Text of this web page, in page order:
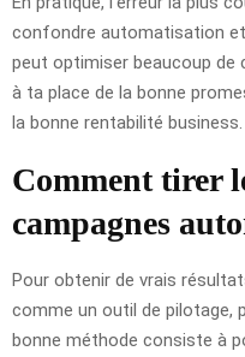
confondre automatisation
peut optimiser beaucoup de
à ta place de la bonne
la bonne rentabilité business.
Comment tirer
campagnes
Pour obtenir de vrais
comme un outil de pilotage,
bonne méthode consiste à